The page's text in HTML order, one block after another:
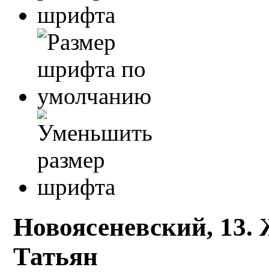
Новоясеневский,
Татьян